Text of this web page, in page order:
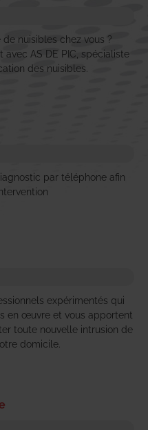
nuisibles chez vous ?
avec AS DE PIC, spécialiste
des nuisibles.
par téléphone afin
expérimentés qui
en œuvre et vous apportent
toute nouvelle intrusion de
domicile.